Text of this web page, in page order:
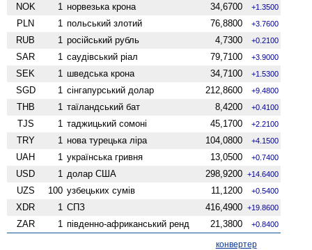
NOK 1 норвезька крона 34,6700 +1.3500
PLN 1 польський злотий 76,8800 +3.7600
RUB 1 російський рубль 4,7300 +0.2100
SAR 1 саудівський ріал 79,7100 +3.9000
SEK 1 шведська крона 34,7100 +1.5300
SGD 1 сінгапурський долар 212,8600 +9.4800
THB 1 таїландський бат 8,4200 +0.4100
TJS 1 таджицький сомоні 45,1700 +2.2100
TRY 1 нова турецька ліра 104,0800 +4.1500
UAH 1 українська гривня 13,0500 +0.7400
USD 1 долар США 298,9200 +14.6400
UZS 100 узбецьких сумів 11,1200 +0.5400
XDR 1 СПЗ 416,4900 +19.8600
ZAR 1 південно-африканський ренд 21,3800 +0.8400
конвертер